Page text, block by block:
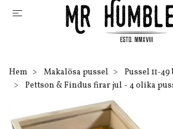
Hem Makalösa pussel
Pussel 11-
Pettson & Findus firar jul - 4 olika